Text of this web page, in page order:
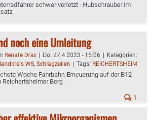
schwer verletzt - Hubschrauber im
noch eine Umleitung
Renate Drax | Do. 27.4.2023 - 15:06 | Kategorien:
WS, Schlagzeilen | Tags: REICHERTSHEIM
Woche Fahrbahn-Erneuerung auf der B12
Reichertsheimer Berg
1